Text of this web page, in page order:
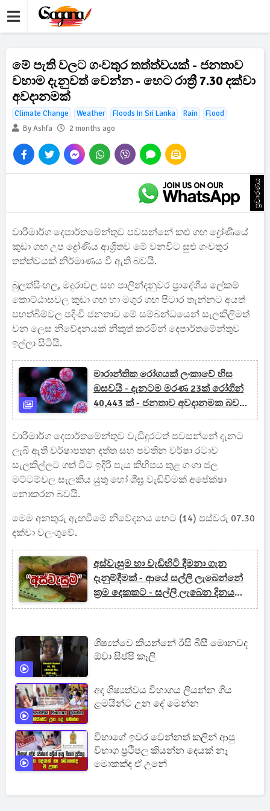
මේ පැති වලට ගංවතුර තත්ත්වයක් - ජනතාව
වහාම දැනුවත් වෙන්න - හෙට රාත්‍රී 7.30 දක්වා
අවදානමක්
Climate Change Weather Floods In Sri Lanka Rain
Flood
By Ashfa
2 months ago
ප්‍රචාරණය
වාරිමාර්ග දෙපාර්තමේන්තුව පවසන්නේ කළු ගඟ ද්‍රෝණියේ
කුඩා ගඟ උප ද්‍රෝණිය ආශ්‍රිතව මේ වනවිට සුළු ගංවතුර
තත්ත්වයක් නිර්මාණය වී ඇති බවයි.
බුලත්සිංහල, මදුරාවල සහ පාලින්දනුවර ප්‍රාදේශීය ලේකම්
කොට්ඨාසවල කුඩා ගඟ හා මගුර ගඟ පිටාර තැන්නට අයත්
පහත්බිම්වල පදිංචි ජනතාව මේ සම්බන්ධයෙන් සැලකිලිමත්
වන ලෙස නිවේදනයක් නිකුත් කරමින් දෙපාර්තමේන්තුව
ඉල්ලා සිටියි.
මාරාන්තික රෝගයක් ලංකාවේ හිස
ඔසවයි - දැනටම මරණ 23ක් රෝගීන්
40,443 ක් - ජනතාව අවදානමක බව
සෞඛ්‍ය අංශ හෙළිකරයි
වාරිමාර්ග දෙපාර්තමේන්තුව වැඩිදුරටත් පවසන්නේ දැනට
ලැබී ඇති වර්ෂාපතන දත්ත සහ පවතින වර්ෂා රටාව
සැලකිල්ලට ගත් විට ඉදිරි පැය කිහිපය තුළ ගංගා ජල
මට්ටම්වල සැලකිය යුතු හෝ ශීඝ්‍ර වැඩිවීමක් අපේක්ෂා
නොකරන බවයි.
මෙම අනතුරු ඇඟවීමේ නිවේදනය හෙට (14) පස්වරු 07.30
දක්වා වලංගුවේ.
අස්වැසුම හා වැඩිහිටි දීමනා ගැන
දැනුම්දීමක් - ආයේ සල්ලි ලැබෙන්නේ
ක්‍රම දෙකකට - සල්ලි ලැබෙන දිනය
මෙන්න
ශිෂ්‍යත්වෙ කියන්නේ ඊසි බීසී මොනවද
ඕවා සිප්පි කෑලි
අද ශිෂ්‍යත්වය විභාගය ලියන්න ගිය
ළමයින්ට උන දේ මෙන්න
විභාගේ ඉවර වෙන්නත් කලින් ආපු
විභාග ප්‍රථිපල කියන්න දෙයක් නෑ
මොකක්ද ඒ උනේ